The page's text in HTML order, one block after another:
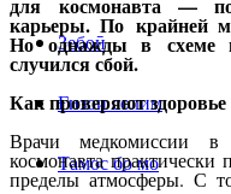
Зебоӣ
Ғизои солим
Тамос бо мо
карьеры. По крайней
Но однажды в схеме
случился сбой.
Как проверяют
Врачи медкомиссии
космонавта
пределы атмосферы. С